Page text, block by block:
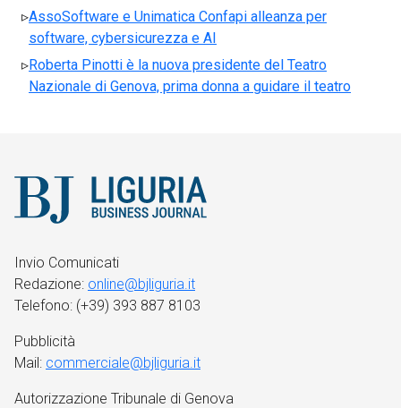
AssoSoftware e Unimatica Confapi alleanza per
software, cybersicurezza e AI
Roberta Pinotti è la nuova presidente del Teatro
Nazionale di Genova, prima donna a guidare il teatro
Invio Comunicati
Redazione: online@bjliguria.it
Telefono: (+39) 393 887 8103
Pubblicità
Mail: commerciale@bjliguria.it
Autorizzazione Tribunale di Genova